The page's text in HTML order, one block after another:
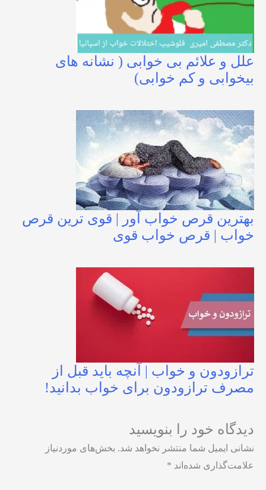
علل و علائم بی خوابی ( نشانه های
بیخوابی و کم خوابی)
بهترین قرص خواب آور | قوی ترین قرص
خواب | قرص خواب قوی
ترازودون و خواب | آنچه باید قبل از
مصرف ترازودون برای خواب بدانید!
دیدگاه‌ خود را بنویسید
نشانی ایمیل شما منتشر نخواهد شد. بخش‌های موردنیاز
علامت‌گذاری شده‌اند *